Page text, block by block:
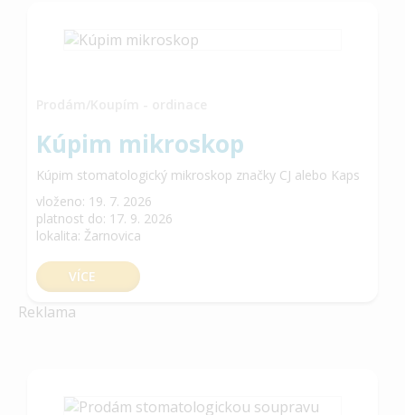
Kúpim mikroskop
Kúpim stomatologický mikroskop značky CJ alebo Kaps
vloženo: 19. 7. 2026
platnost do: 17. 9. 2026
lokalita: Žarnovica
VÍCE
Reklama